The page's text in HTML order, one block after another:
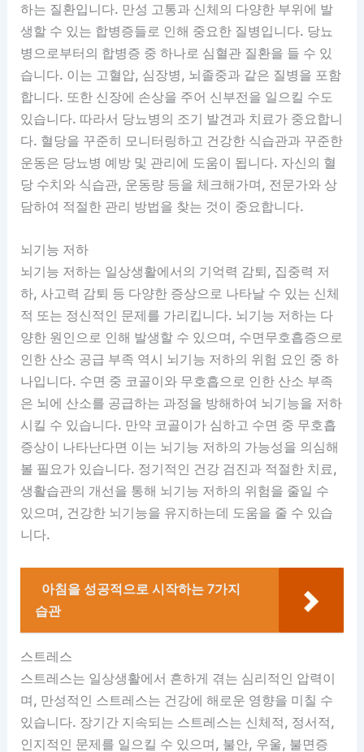
하는 질환입니다. 만성 고통과 신체의 다양한 부위에 발
생할 수 있는 합병증들로 인해 중요한 질병입니다. 당뇨
병으로부터의 합병증 중 하나로 심혈관 질환을 들 수 있
습니다. 이는 고혈압, 심장병, 뇌졸중과 같은 질병을 포함
합니다. 또한 신장에 손상을 주어 신부전을 일으킬 수도
있습니다. 따라서 당뇨병의 조기 발견과 치료가 중요합니
다. 혈당을 꾸준히 모니터링하고 건강한 식습관과 꾸준한
운동은 당뇨병 예방 및 관리에 도움이 됩니다. 자신의 혈
당 수치와 식습관, 운동량 등을 체크해가며, 전문가와 상
담하여 적절한 관리 방법을 찾는 것이 중요합니다.
뇌기능 저하
뇌기능 저하는 일상생활에서의 기억력 감퇴, 집중력 저
하, 사고력 감퇴 등 다양한 증상으로 나타날 수 있는 신체
적 또는 정신적인 문제를 가리킵니다. 뇌기능 저하는 다
양한 원인으로 인해 발생할 수 있으며, 수면무호흡증으로
인한 산소 공급 부족 역시 뇌기능 저하의 위험 요인 중 하
나입니다. 수면 중 코골이와 무호흡으로 인한 산소 부족
은 뇌에 산소를 공급하는 과정을 방해하여 뇌기능을 저하
시킬 수 있습니다. 만약 코골이가 심하고 수면 중 무호흡
증상이 나타난다면 이는 뇌기능 저하의 가능성을 의심해
볼 필요가 있습니다. 정기적인 건강 검진과 적절한 치료,
생활습관의 개선을 통해 뇌기능 저하의 위험을 줄일 수
있으며, 건강한 뇌기능을 유지하는데 도움을 줄 수 있습
니다.
아침을 성공적으로 시작하는 7가지
습관
스트레스
스트레스는 일상생활에서 흔하게 겪는 심리적인 압력이
며, 만성적인 스트레스는 건강에 해로운 영향을 미칠 수
있습니다. 장기간 지속되는 스트레스는 신체적, 정서적,
인지적인 문제를 일으킬 수 있으며, 불안, 우울, 불면증